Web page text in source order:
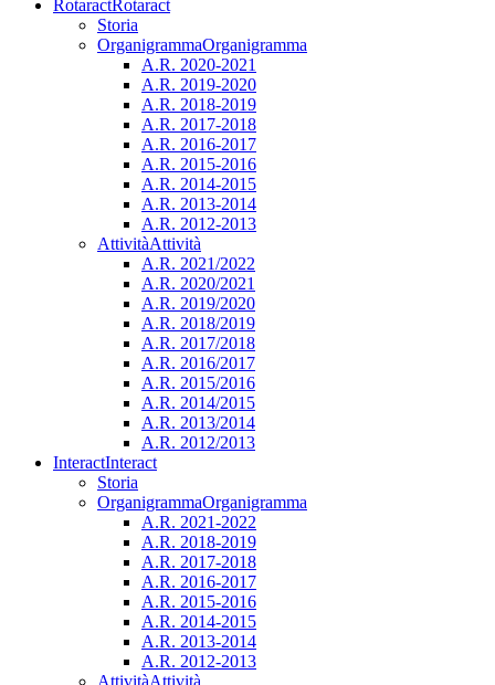
RotaractRotaract
Storia
OrganigrammaOrganigramma
A.R. 2020-2021
A.R. 2019-2020
A.R. 2018-2019
A.R. 2017-2018
A.R. 2016-2017
A.R. 2015-2016
A.R. 2014-2015
A.R. 2013-2014
A.R. 2012-2013
AttivitàAttività
A.R. 2021/2022
A.R. 2020/2021
A.R. 2019/2020
A.R. 2018/2019
A.R. 2017/2018
A.R. 2016/2017
A.R. 2015/2016
A.R. 2014/2015
A.R. 2013/2014
A.R. 2012/2013
InteractInteract
Storia
OrganigrammaOrganigramma
A.R. 2021-2022
A.R. 2018-2019
A.R. 2017-2018
A.R. 2016-2017
A.R. 2015-2016
A.R. 2014-2015
A.R. 2013-2014
A.R. 2012-2013